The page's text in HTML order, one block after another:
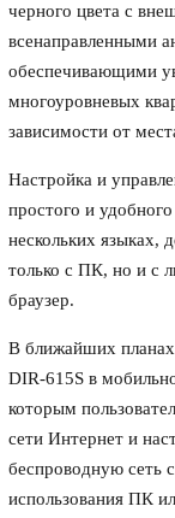
черного цвета с
всенаправленными
обеспечивающими
многоуровневых
зависимости от
Настройка и
простого и
нескольких языках,
только с ПК, но и с
браузер.
В ближайших
DIR-615S в
которым
сети Интернет и
беспроводную сеть
использования ПК